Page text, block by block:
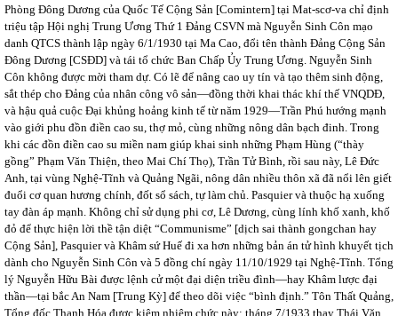
Phòng Đông Dương của Quốc Tế Cộng Sản [Comintern] tại Mat-scơ-va chỉ định
triệu tập Hội nghị Trung Ương Thứ 1 Đảng CSVN mà Nguyễn Sinh Côn mạo
danh QTCS thành lập ngày 6/1/1930 tại Ma Cao, đổi tên thành Đảng Cộng Sản
Đông Dương [CSĐD] và tái tổ chức Ban Chấp Ủy Trung Ương. Nguyễn Sinh
Côn không được mời tham dự. Có lẽ để nâng cao uy tín và tạo thêm sinh động,
sắt thép cho Đảng của nhân công vô sản—đồng thời khai thác khí thế VNQDĐ,
và hậu quả cuộc Đại khủng hoảng kinh tế từ năm 1929—Trần Phú hướng mạnh
vào giới phu đồn điền cao su, thợ mỏ, cùng những nông dân bạch đinh. Trong
khi các đồn điền cao su miền nam giúp khai sinh những Phạm Hùng (“thày
gồng” Phạm Văn Thiện, theo Mai Chí Thọ), Trần Tử Bình, rồi sau này, Lê Đức
Anh, tại vùng Nghệ-Tĩnh và Quảng Ngãi, nông dân nhiều thôn xã đã nổi lên giết
đuổi cơ quan hương chính, đốt sổ sách, tự làm chủ. Pasquier và thuộc hạ xuống
tay đàn áp mạnh. Không chỉ sử dụng phi cơ, Lê Dương, cùng lính khố xanh, khố
đỏ để thực hiện lời thề tận diệt “Communisme” [dịch sai thành gongchan hay
Cộng Sản], Pasquier và Khâm sứ Huế đi xa hơn những bản án tử hình khuyết tịch
dành cho Nguyễn Sinh Côn và 5 đồng chí ngày 11/10/1929 tại Nghệ-Tĩnh. Tổng
lý Nguyễn Hữu Bài được lệnh cử một đại diện triều đình—hay Khâm lược đại
thần—tại bắc An Nam [Trung Kỳ] để theo dõi việc “bình định.” Tôn Thất Quảng,
Tổng đốc Thanh Hóa được kiêm nhiệm chức này; tháng 7/1933 thay Thái Văn